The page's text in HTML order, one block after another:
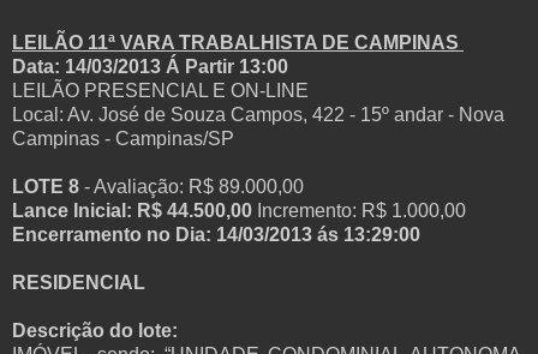
LEILÃO 11ª VARA TRABALHISTA DE CAMPINAS
Data: 14/03/2013 Á Partir 13:00
LEILÃO PRESENCIAL E ON-LINE
Local: Av. José de Souza Campos, 422 - 15º andar - Nova
Campinas - Campinas/SP
LOTE 8 - Avaliação: R$ 89.000,00
Lance Inicial: R$ 44.500,00 Incremento: R$ 1.000,00
Encerramento no Dia: 14/03/2013 ás 13:29:00
RESIDENCIAL
Descrição do lote: